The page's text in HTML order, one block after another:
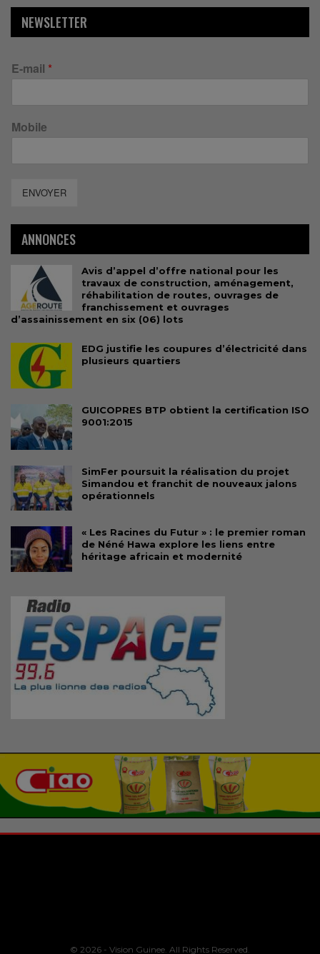
NEWSLETTER
E-mail *
Mobile
ENVOYER
ANNONCES
Avis d’appel d’offre national pour les
travaux de construction, aménagement,
réhabilitation de routes, ouvrages de
franchissement et ouvrages
d’assainissement en six (06) lots
EDG justifie les coupures d’électricité dans
plusieurs quartiers
GUICOPRES BTP obtient la certification ISO
9001:2015
SimFer poursuit la réalisation du projet
Simandou et franchit de nouveaux jalons
opérationnels
« Les Racines du Futur » : le premier roman
de Néné Hawa explore les liens entre
héritage africain et modernité
© 2026 - Vision Guinee. All Rights Reserved.